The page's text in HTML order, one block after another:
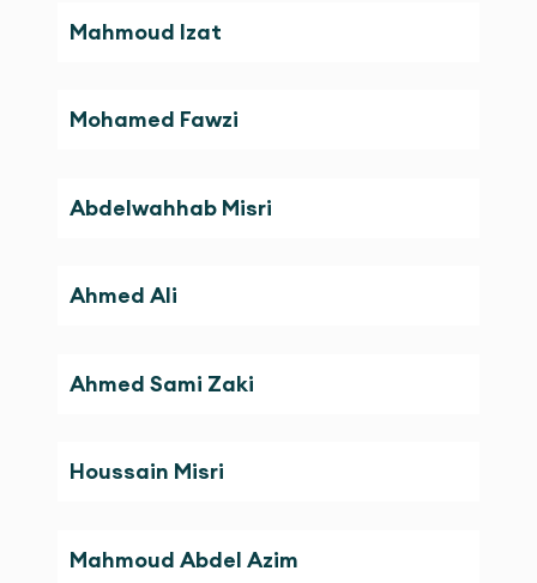
Mahmoud Izat
Mohamed Fawzi
Abdelwahhab Misri
Ahmed Ali
Ahmed Sami Zaki
Houssain Misri
Mahmoud Abdel Azim